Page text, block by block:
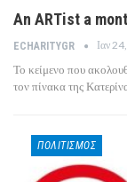
An ARTist a
ECHARITYGR Ιαν
Το κείμενο που
τον πίνακα της
ΠΟΛΙΤΙΣΜΌΣ